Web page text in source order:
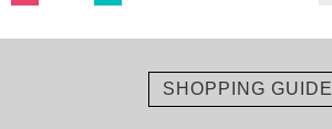
SHOPPING GUIDE